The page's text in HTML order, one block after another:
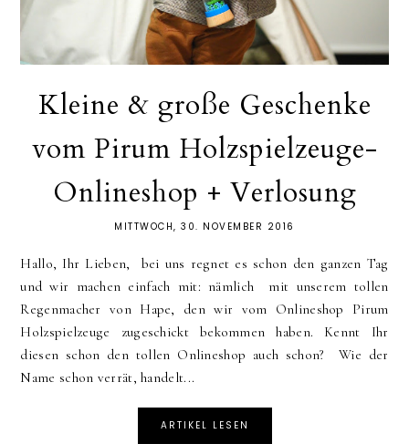
Kleine & große Geschenke
vom Pirum Holzspielzeuge-
Onlineshop + Verlosung
MITTWOCH, 30. NOVEMBER 2016
Hallo, Ihr Lieben, bei uns regnet es schon den ganzen Tag
und wir machen einfach mit: nämlich mit unserem tollen
Regenmacher von Hape, den wir vom Onlineshop Pirum
Holzspielzeuge zugeschickt bekommen haben. Kennt Ihr
diesen schon den tollen Onlineshop auch schon? Wie der
Name schon verrät, handelt...
ARTIKEL LESEN